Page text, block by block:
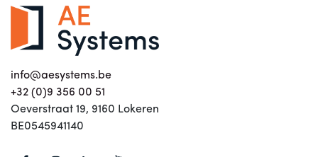
info@aesystems.be
+32 (0)9 356 00 51
Oeverstraat 19, 9160 Lokeren
BE0545941140